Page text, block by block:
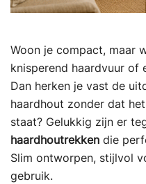
Woon je compact, maar
knisperend haardvuur of
Dan herken je vast de
haardhout zonder dat
staat? Gelukkig zijn er
haardhoutrekken die
Slim ontworpen, stijlvol
gebruik.